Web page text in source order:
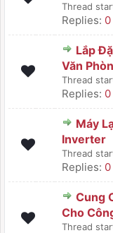
Thread
Replies: 0
Lắp
Văn
Thread
Replies: 0
Máy
Inverter
Thread
Replies: 0
Cung
Cho
Thread